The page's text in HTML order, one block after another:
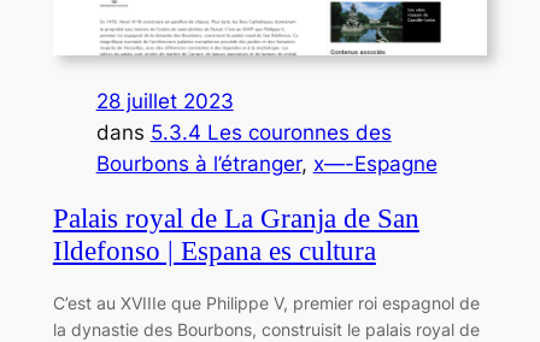
28 juillet 2023
dans 5.3.4 Les couronnes des
Bourbons à l’étranger, x—-Espagne
Palais royal de La Granja de San
Ildefonso | Espana es cultura
C’est au XVIIIe que Philippe V, premier roi espagnol de
la dynastie des Bourbons, construisit le palais royal de